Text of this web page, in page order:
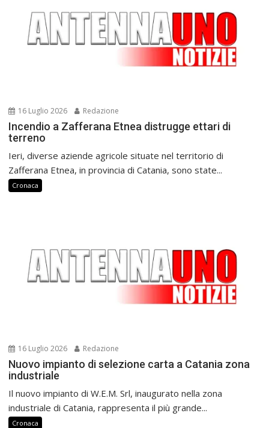
16 Luglio 2026 Redazione
Incendio a Zafferana Etnea distrugge ettari di
terreno
Ieri, diverse aziende agricole situate nel territorio di
Zafferana Etnea, in provincia di Catania, sono state...
Cronaca
16 Luglio 2026 Redazione
Nuovo impianto di selezione carta a Catania zona
industriale
Il nuovo impianto di W.E.M. Srl, inaugurato nella zona
industriale di Catania, rappresenta il più grande...
Cronaca